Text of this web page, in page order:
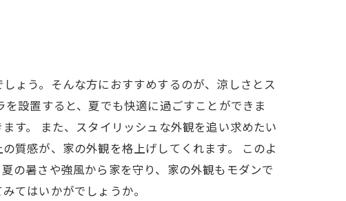
ょう。そんな方におすすめするのが、涼しさとス
設置すると、夏でも快適に過ごすことができま
す。 また、スタイリッシュな外観を追い求めたい
質感が、家の外観を格上げしてくれます。 このよ
の暑さや強風から家を守り、家の外観もモダンで
てはいかがでしょうか。